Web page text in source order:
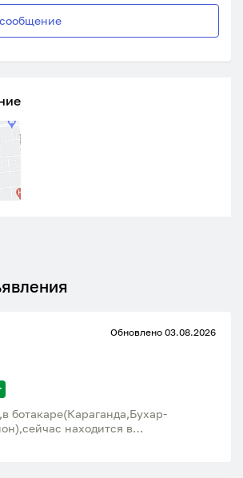
Обновлено 03.08.2026
ботакаре(Караганда,Бухар-
находится в